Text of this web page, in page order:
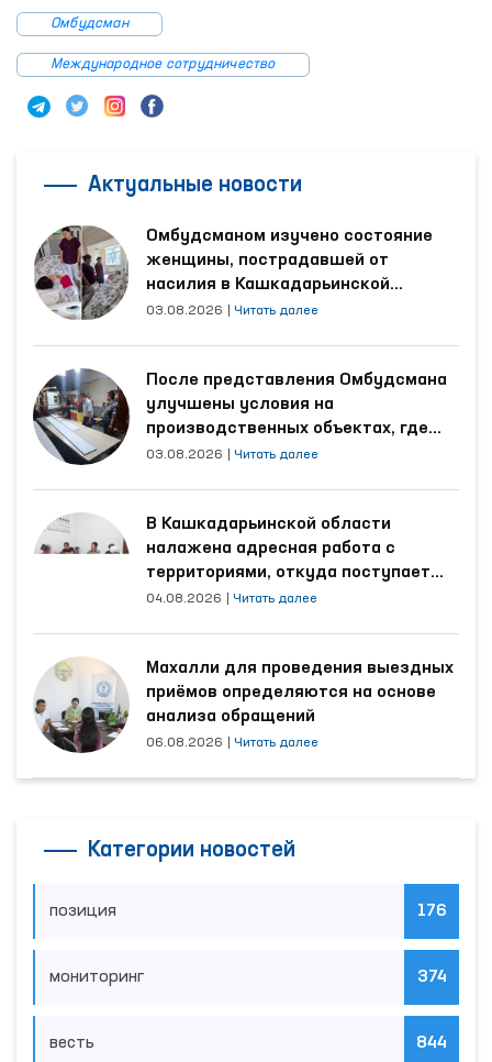
Омбудсман
Международное сотрудничество
Актуальные новости
Омбудсманом изучено состояние
женщины, пострадавшей от
насилия в Кашкадарьинской
области
03.08.2026 Читать далее
После представления Омбудсмана
улучшены условия на
производственных объектах, где
трудятся осуждённые
03.08.2026 Читать далее
В Кашкадарьинской области
налажена адресная работа с
территориями, откуда поступает
наибольшее количество обращений
04.08.2026 Читать далее
Махалли для проведения выездных
приёмов определяются на основе
анализа обращений
06.08.2026 Читать далее
Категории новостей
позиция 176
мониторинг 374
весть 844